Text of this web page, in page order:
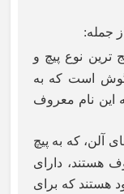
جمله:
ترین نوع پیچ و
است که به
نام معروف
آلن، که به پیچ
هستند، دارای
که برای